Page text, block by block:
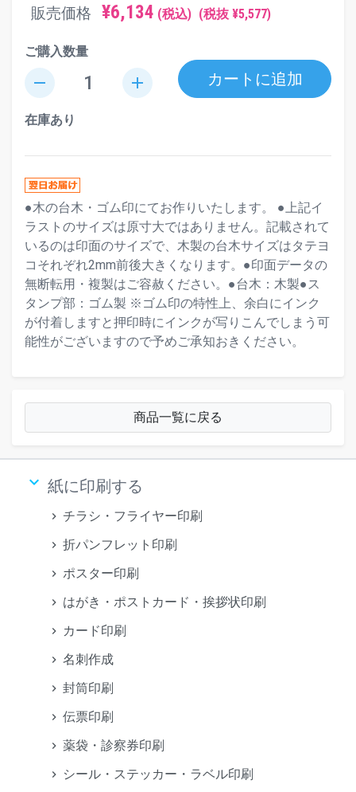
販売価格 ¥6,134 (税込) (税抜 ¥5,577)
ご購入数量
remove add カートに追加
在庫あり
●木の台木・ゴム印にてお作りいたします。 ●上記イ
ラストのサイズは原寸大ではありません。記載されて
いるのは印面のサイズで、木製の台木サイズはタテヨ
コそれぞれ2mm前後大きくなります。●印面データの
無断転用・複製はご容赦ください。●台木：木製●ス
タンプ部：ゴム製 ※ゴム印の特性上、余白にインク
が付着しますと押印時にインクが写りこんでしまう可
能性がございますので予めご承知おきください。
商品一覧に戻る
keyboard_arrow_down 紙に印刷する
チラシ・フライヤー印刷
折パンフレット印刷
ポスター印刷
はがき・ポストカード・挨拶状印刷
カード印刷
名刺作成
封筒印刷
伝票印刷
薬袋・診察券印刷
シール・ステッカー・ラベル印刷